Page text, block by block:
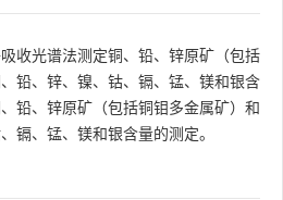
收光谱法测定铜、铅、锌原矿（包括
铅、锌、镍、钴、镉、锰、镁和银含
铅、锌原矿（包括铜钼多金属矿）和
镉、锰、镁和银含量的测定。